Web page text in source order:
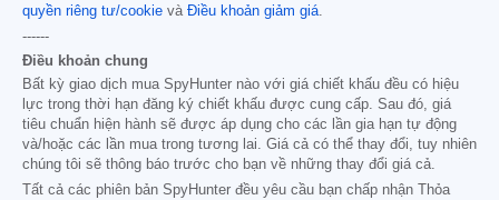
quyền riêng tư/cookie và Điều khoản giảm giá
------
Điều khoản chung
Bất kỳ giao dịch mua SpyHunter nào với giá chiết khấu đều có hiệu
lực trong thời hạn đăng ký chiết khấu được cung cấp. Sau đó, giá
tiêu chuẩn hiện hành sẽ được áp dụng cho các lần gia hạn tự động
và/hoặc các lần mua trong tương lai. Giá cả có thể thay đổi, tuy nhiên
chúng tôi sẽ thông báo trước cho bạn về những thay đổi giá cả.
Tất cả các phiên bản SpyHunter đều yêu cầu bạn chấp nhận Thỏa